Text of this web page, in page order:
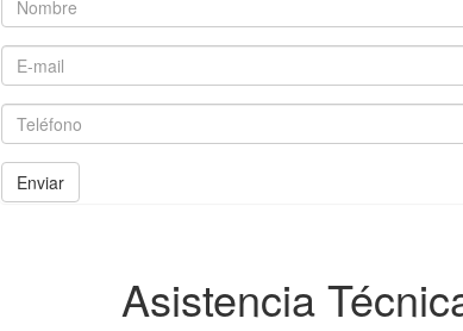
E-mail
Teléfono
Enviar
Asistencia